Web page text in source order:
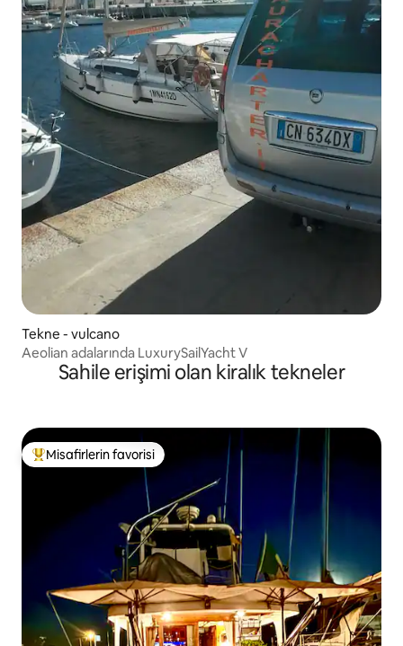
Tekne - vulcano
Aeolian adalarında LuxurySailYacht V
Sahile erişimi olan kiralık tekneler
Misafirlerin favorilerinden en beğenilenler arasında
Misafirlerin favorisi